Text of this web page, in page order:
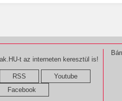
t az interneten keresztül is!
RSS
Youtube
Facebook